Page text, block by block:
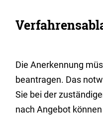
Die Anerkennung
beantragen. Das
Sie bei der
nach Angebot